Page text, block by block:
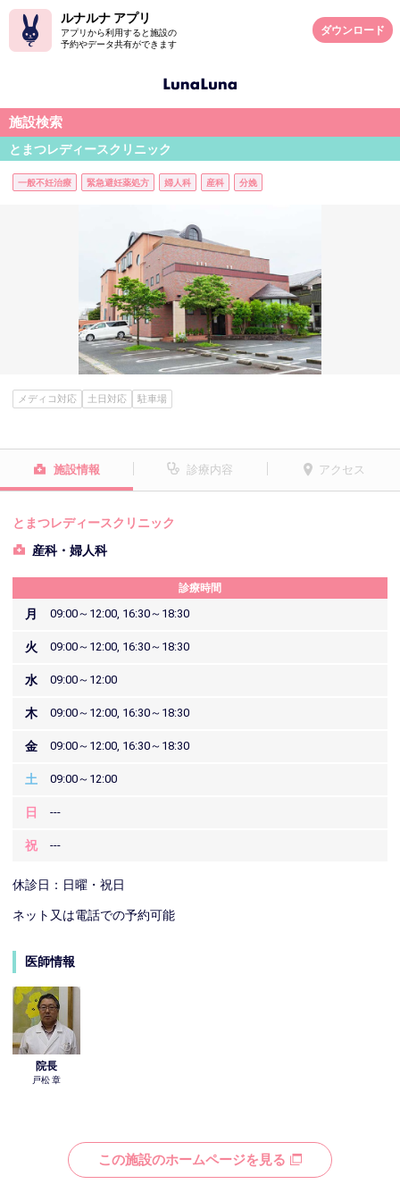
ルナルナ アプリ
アプリから利用すると施設の
予約やデータ共有ができます
ダウンロード
施設検索
とまつレディースクリニック
一般不妊治療 緊急避妊薬処方 婦人科 産科 分娩
メディコ対応 土日対応 駐車場
施設情報 診療内容 アクセス
とまつレディースクリニック
産科・婦人科
診療時間
月 09:00～12:00, 16:30～18:30
火 09:00～12:00, 16:30～18:30
水 09:00～12:00
木 09:00～12:00, 16:30～18:30
金 09:00～12:00, 16:30～18:30
土 09:00～12:00
日 ---
祝 ---
休診日：日曜・祝日
ネット又は電話での予約可能
医師情報
院長
戸松 章
この施設のホームページを見る